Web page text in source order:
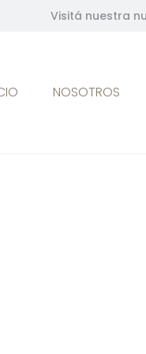
Visitá nuestra
NOSOTROS